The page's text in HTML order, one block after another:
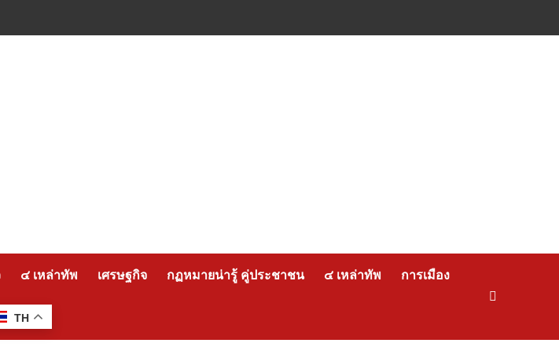
๔ เหล่าทัพ เศรษฐกิจ กฏหมายน่ารู้ คู่ประชาชน ๔ เหล่าทัพ การเมือง
TH